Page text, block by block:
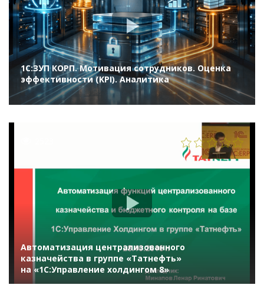
1С:ЗУП КОРП. Мотивация сотрудников. Оценка
эффективности (KPI). Аналитика
Автоматизация централизованного
казначейства в группе «Татнефть»
на «1С:Управление холдингом 8»